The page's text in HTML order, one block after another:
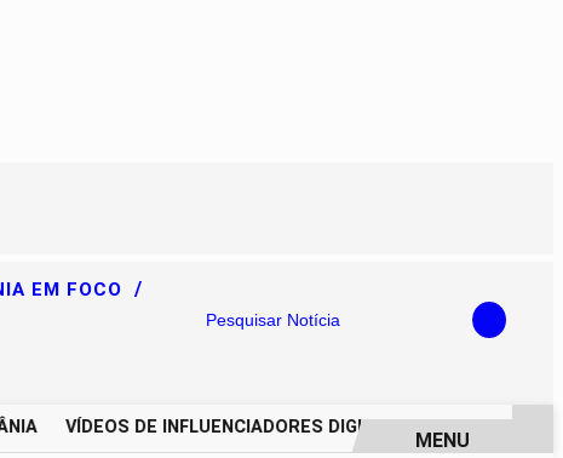
Pesquisar Notícia
EM FOCO /
VÍDEOS DE INFLUENCIADORES DIGITAIS IMPULSIONAM
MENU